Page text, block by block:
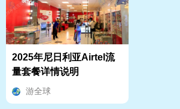
2025年尼日利亚Airtel流
量套餐详情说明
游全球